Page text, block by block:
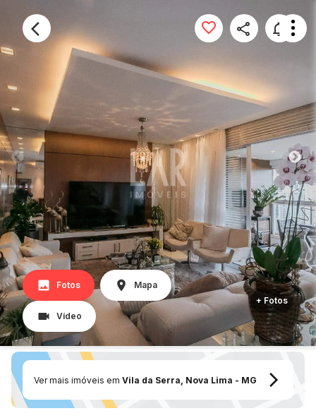
Fotos Mapa
Vídeo
+ Fotos
Ver mais imóveis em Vila da Serra, Nova Lima - MG